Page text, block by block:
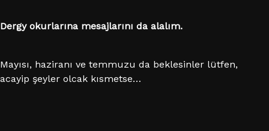
Dergy okurlarına mesajlarını da alalım.
Mayısı, haziranı ve temmuzu da beklesinler lütfen,
acayip şeyler olcak kısmetse…